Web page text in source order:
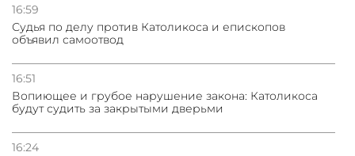
16:59
Судья по делу против Католикоса и епископов
объявил самоотвод
16:51
Вопиющее и грубое нарушение закона: Католикоса
будут судить за закрытыми дверьми
16:24